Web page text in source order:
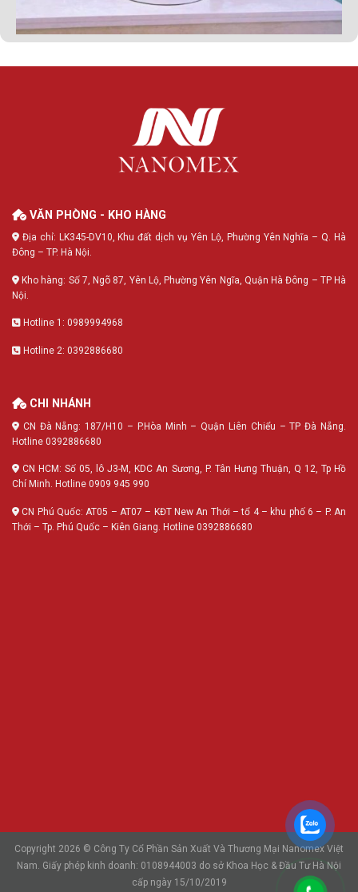
VĂN PHÒNG - KHO HÀNG
Địa chỉ: LK345-DV10, Khu đất dịch vụ Yên Lộ, Phường Yên Nghĩa – Q. Hà
Đông – TP. Hà Nội.
Kho hàng: Số 7, Ngõ 87, Yên Lộ, Phường Yên Ngĩa, Quận Hà Đông – TP Hà
Nội.
Hotline 1: 0989994968
Hotline 2: 0392886680
CHI NHÁNH
CN Đà Nẵng: 187/H10 – P.Hòa Minh – Quận Liên Chiểu – TP Đà Nẵng.
Hotline 0392886680
CN HCM: Số 05, lô J3-M, KDC An Sương, P. Tân Hưng Thuận, Q 12, Tp Hồ
Chí Minh. Hotline 0909 945 990
CN Phú Quốc: AT05 – AT07 – KĐT New An Thới – tổ 4 – khu phố 6 – P. An
Thới – Tp. Phú Quốc – Kiên Giang. Hotline 0392886680
Copyright 2026 © Công Ty Cổ Phần Sản Xuất Và Thương Mại Nanomex Việt
Nam. Giấy phép kinh doanh: 0108944003 do sở Khoa Học & Đầu Tư Hà Nội
cấp ngày 15/10/2019